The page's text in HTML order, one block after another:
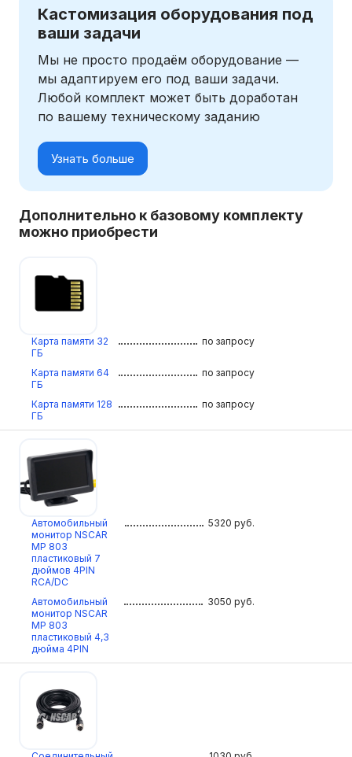
Кастомизация оборудования под
ваши задачи
Мы не просто продаём оборудование —
мы адаптируем его под ваши задачи.
Любой комплект может быть доработан
по вашему техническому заданию
Узнать больше
Дополнительно к базовому комплекту
можно приобрести
Карта памяти 32
ГБ
по запросу
Карта памяти 64
ГБ
по запросу
Карта памяти 128
ГБ
по запросу
Автомобильный
монитор NSCAR
МР 803
пластиковый 7
дюймов 4PIN
RCA/DC
5320 руб.
Автомобильный
монитор NSCAR
МР 803
пластиковый 4,3
дюйма 4PIN
3050 руб.